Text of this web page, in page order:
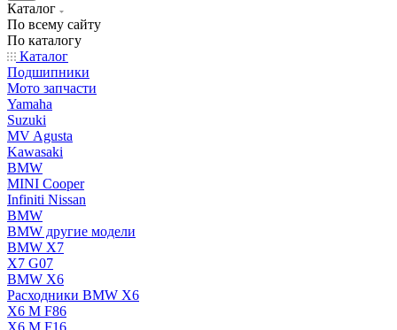
Каталог
По всему сайту
По каталогу
Каталог
Подшипники
Мото запчасти
Yamaha
Suzuki
MV Agusta
Kawasaki
BMW
MINI Cooper
Infiniti Nissan
BMW
BMW другие модели
BMW X7
X7 G07
BMW X6
Расходники BMW X6
X6 M F86
X6 M F16